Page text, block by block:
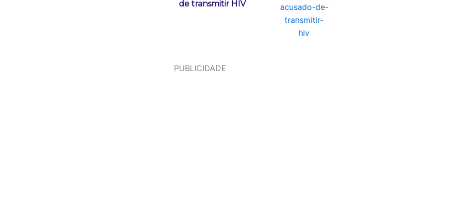
de transmitir HIV
PUBLICIDADE